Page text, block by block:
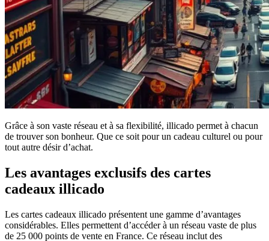
Grâce à son vaste réseau et à sa flexibilité, illicado permet à chacun
de trouver son bonheur. Que ce soit pour un cadeau culturel ou pour
tout autre désir d’achat.
Les avantages exclusifs des cartes
cadeaux illicado
Les cartes cadeaux illicado présentent une gamme d’avantages
considérables. Elles permettent d’accéder à un réseau vaste de plus
de 25 000 points de vente en France. Ce réseau inclut des